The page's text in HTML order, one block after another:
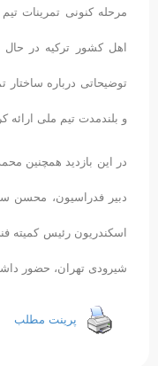
مرحله کنونی تمرینات
اهل کشور ترکیه در حال
توضیحاتی درباره ساختار
و بلندمدت تیم ملی ارائه
در این بازدید همچنین
دبیر فدراسیون، محسن
اسکندریون رئیس کمیته
شیرودی تهران، حضور
پرینت مطلب